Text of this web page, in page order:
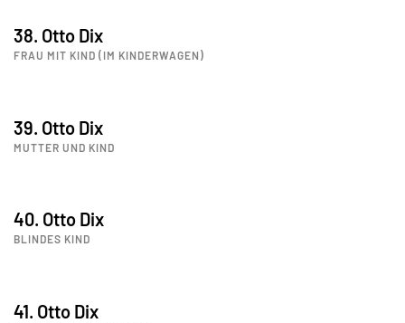
38. Otto Dix
FRAU MIT KIND (IM KINDERWAGEN)
39. Otto Dix
MUTTER UND KIND
40. Otto Dix
BLINDES KIND
41. Otto Dix